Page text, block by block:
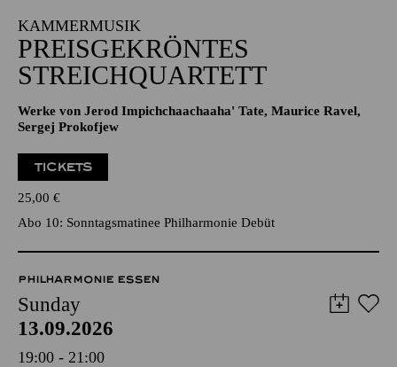
KAMMERMUSIK
PREISGEKRÖNTES
STREICHQUARTETT
Werke von Jerod Impichchaachaaha' Tate, Maurice Ravel,
Sergej Prokofjew
TICKETS
25,00 €
Abo 10: Sonntagsmatinee Philharmonie Debüt
PHILHARMONIE ESSEN
Sunday
13.09.2026
19:00 - 21:00